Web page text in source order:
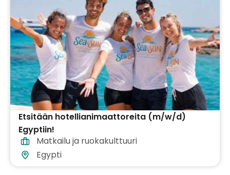
Etsitään hotellianimaattoreita (m/w/d)
Egyptiin!
Matkailu ja ruokakulttuuri
Egypti